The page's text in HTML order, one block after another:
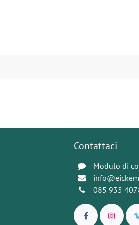
Contattaci
Modulo di
085 935